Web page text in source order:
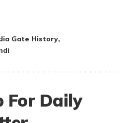
Gate History
For Daily